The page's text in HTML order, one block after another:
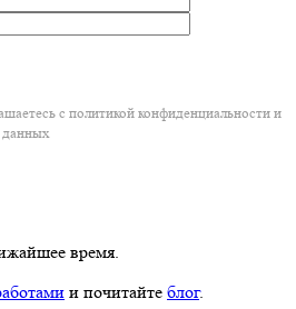
с политикой конфиденциальности и
данных
время.
и почитайте блог.